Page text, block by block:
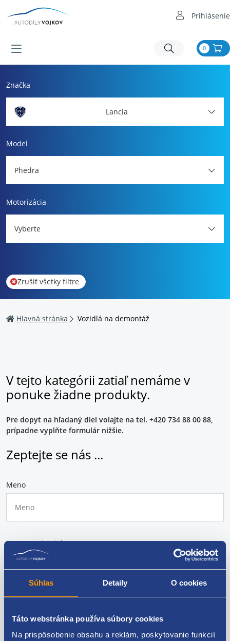
Súhlas Detaily O cookies
Táto webstránka používa súbory cookies
Na prispôsobenie obsahu a reklám, poskytovanie funkcií
Prihlásenie
0
Značka
Lancia
Model
Phedra
Motorizácia
Vyberte
Zrušiť všetky filtre
Hlavná stránka Vozidlá na demontáž
V tejto kategórii zatiaľ nemáme v
ponuke žiadne produkty.
Pre dopyt na hľadaný diel volajte na tel. +420 734 88 00 88,
prípadne vyplňte formulár nižšie.
Zeptejte se nás ...
Meno
Meno a priezvisko